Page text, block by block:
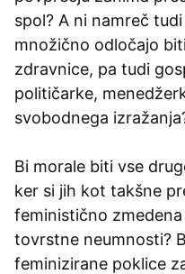
spol? A ni namreč
množično odločajo
zdravnice, pa tudi
političarke,
svobodnega
Bi morale biti vse
ker si jih kot takšne
feministično
tovrstne neumnosti?
feminizirane poklice